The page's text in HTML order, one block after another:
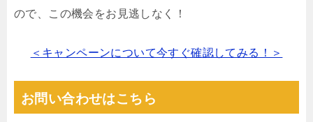
ので、この機会をお見逃しなく！
＜キャンペーンについて今すぐ確認してみる！＞
お問い合わせはこちら